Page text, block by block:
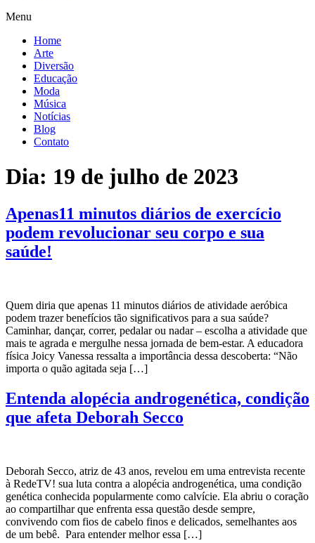
Menu
Home
Arte
Diversão
Educação
Moda
Música
Notícias
Blog
Contato
Dia: 19 de julho de 2023
Apenas11 minutos diários de exercício
podem revolucionar seu corpo e sua
saúde!
Quem diria que apenas 11 minutos diários de atividade aeróbica
podem trazer benefícios tão significativos para a sua saúde?
Caminhar, dançar, correr, pedalar ou nadar – escolha a atividade que
mais te agrada e mergulhe nessa jornada de bem-estar. A educadora
física Joicy Vanessa ressalta a importância dessa descoberta: “Não
importa o quão agitada seja […]
Entenda alopécia androgenética, condição
que afeta Deborah Secco
Deborah Secco, atriz de 43 anos, revelou em uma entrevista recente
à RedeTV! sua luta contra a alopécia androgenética, uma condição
genética conhecida popularmente como calvície. Ela abriu o coração
ao compartilhar que enfrenta essa questão desde sempre,
convivendo com fios de cabelo finos e delicados, semelhantes aos
de um bebê. Para entender melhor essa […]